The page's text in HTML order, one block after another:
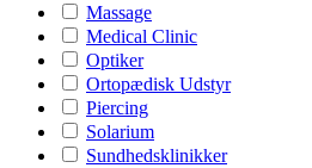
Massage
Medical Clinic
Optiker
Ortopædisk Udstyr
Piercing
Solarium
Sundhedsklinikker